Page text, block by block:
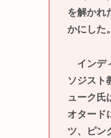
を解かれ
かにした。
インデ
ソジスト
ューク氏
オタード
ツ、ピン